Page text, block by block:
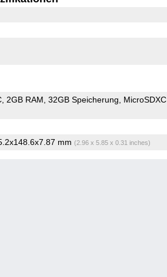
2GB RAM 32GB Speicherung MicroSDXC
mm (2.96 x 5.85 x 0.31 inches)